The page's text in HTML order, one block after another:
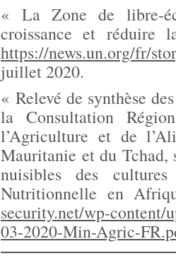
« La Zone de libre-
croissance et réduire
https://news.un.org/fr/
juillet 2020.
« Relevé de synthèse
la Consultation
l’Agriculture et de
Mauritanie et du Tchad,
nuisibles des
Nutritionnelle en
security.net/wp-content/
03-2020-Min-Agric-